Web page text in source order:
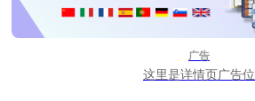
广告
这里是详情页广告位